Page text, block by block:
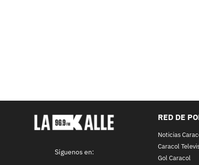
Síguenos en:
RED DE
Noticias
Caracol
Gol Caracol